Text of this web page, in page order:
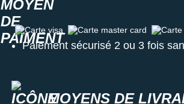
variété de terrains.
Les autres produitsNike
Carte visa Carte master card Carte
Paiement sécurisé 2 ou 3 fois
MOYENS DE